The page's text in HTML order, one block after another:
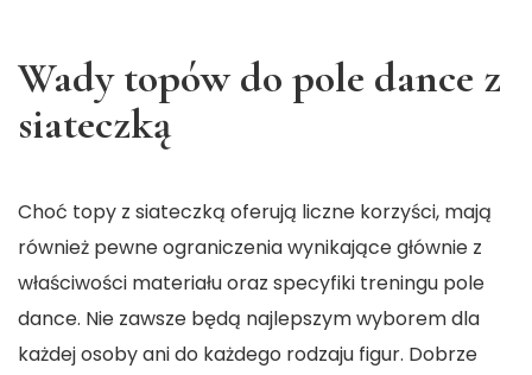
Wady topów do pole dance z
siateczką
Choć topy z siateczką oferują liczne korzyści, mają
również pewne ograniczenia wynikające głównie z
właściwości materiału oraz specyfiki treningu pole
dance. Nie zawsze będą najlepszym wyborem dla
każdej osoby ani do każdego rodzaju figur. Dobrze